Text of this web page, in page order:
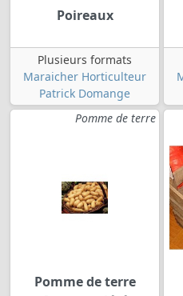
Poireaux
Plusieurs formats
Maraicher Horticulteur
Patrick Domange
Pomme de terre
Pomme de terre